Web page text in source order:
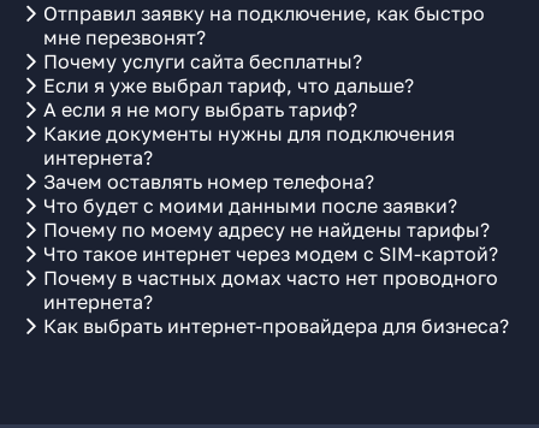
Отправил заявку на подключение, как быстро
мне перезвонят?
Почему услуги сайта бесплатны?
Если я уже выбрал тариф, что дальше?
А если я не могу выбрать тариф?
Какие документы нужны для подключения
интернета?
Зачем оставлять номер телефона?
Что будет с моими данными после заявки?
Почему по моему адресу не найдены тарифы?
Что такое интернет через модем с SIM-картой?
Почему в частных домах часто нет проводного
интернета?
Как выбрать интернет-провайдера для бизнеса?